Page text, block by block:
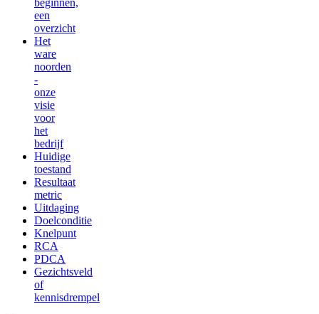
een
overzicht
Het
ware
noorden
-
onze
visie
voor
het
bedrijf
Huidige
toestand
Resultaat
metric
Uitdaging
Doelconditie
Knelpunt
RCA
PDCA
Gezichtsveld
of
kennisdrempel